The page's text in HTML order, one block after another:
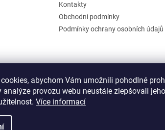
abychom Vám umožnili pohodlné
analýze provozu webu neustále zlepšovali
Více informací
Kontakty
Obchodní podmínky
Podmínky ochrany osobních údajů